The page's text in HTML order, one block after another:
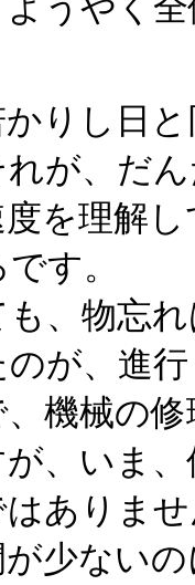
りし日と
が、だ
を理解
です。
、物忘れ
のが、進
機械の
、いま
はありま
が少ない